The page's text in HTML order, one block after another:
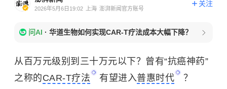
2026年5月6日19:02 上海 澎湃新闻官方账号
关注
问AI · 华道生物如何实现CAR-T疗法成本大幅下降？
从百万元级别到三十万元以下？曾有“抗癌神药”
之称的CAR-T疗法 有望进入普惠时代 ？